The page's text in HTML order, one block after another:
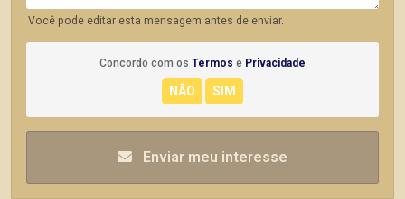
Você pode editar esta mensagem antes de enviar.
Concordo com os Termos e Privacidade
Enviar meu interesse